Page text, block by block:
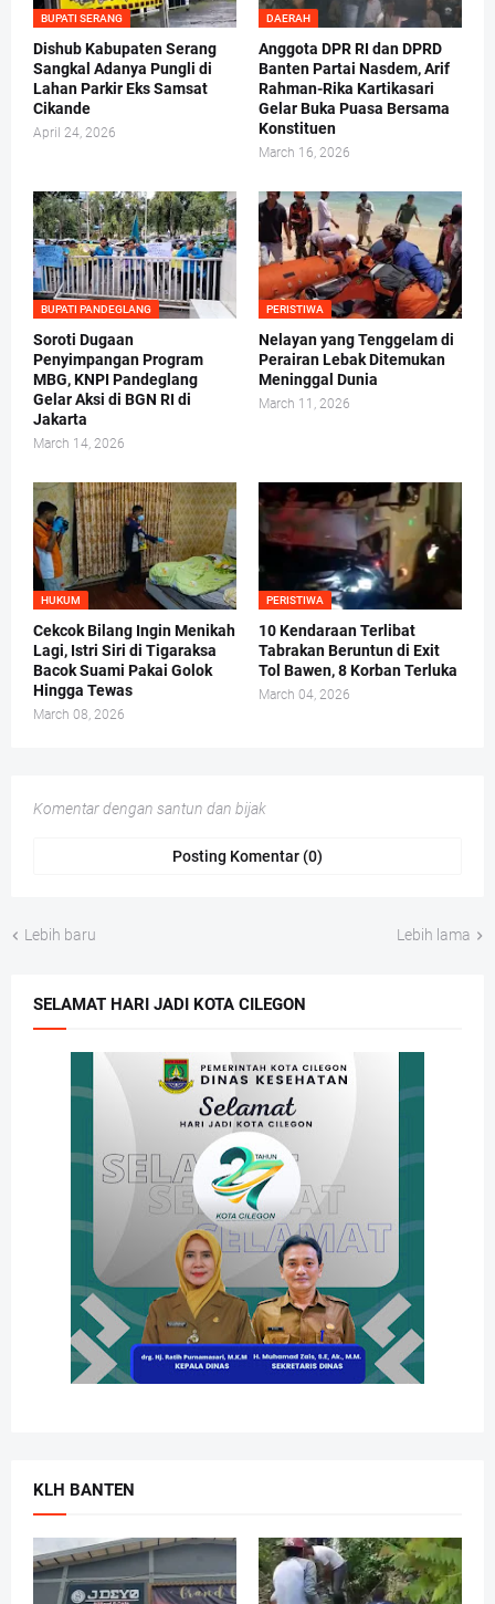
BUPATI SERANG
Dishub Kabupaten Serang
Sangkal Adanya Pungli di
Lahan Parkir Eks Samsat
Cikande
April 24, 2026
DAERAH
Anggota DPR RI dan DPRD
Banten Partai Nasdem, Arif
Rahman-Rika Kartikasari
Gelar Buka Puasa Bersama
Konstituen
March 16, 2026
BUPATI PANDEGLANG
Soroti Dugaan
Penyimpangan Program
MBG, KNPI Pandeglang
Gelar Aksi di BGN RI di
Jakarta
March 14, 2026
PERISTIWA
Nelayan yang Tenggelam di
Perairan Lebak Ditemukan
Meninggal Dunia
March 11, 2026
HUKUM
Cekcok Bilang Ingin Menikah
Lagi, Istri Siri di Tigaraksa
Bacok Suami Pakai Golok
Hingga Tewas
March 08, 2026
PERISTIWA
10 Kendaraan Terlibat
Tabrakan Beruntun di Exit
Tol Bawen, 8 Korban Terluka
March 04, 2026
Komentar dengan santun dan bijak
Posting Komentar (0)
Lebih baru Lebih lama
SELAMAT HARI JADI KOTA CILEGON
KLH BANTEN